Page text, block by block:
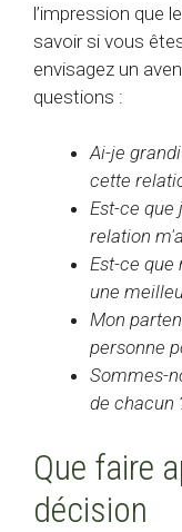
l’impression que
savoir si vous
envisagez un
questions :
Ai-je
cette
Est-ce que
relation
Est-ce que
une
Mon
personne
Sommes-
de chacun
Que faire
décision